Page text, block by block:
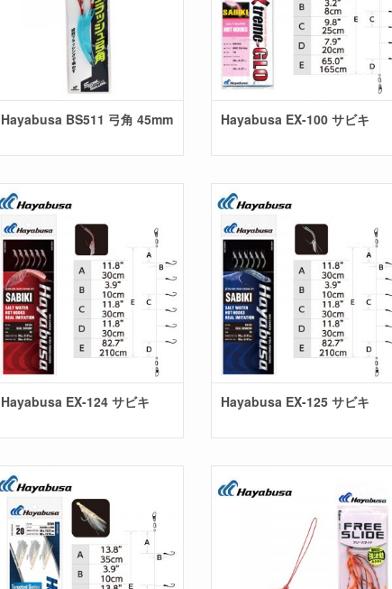
Hayabusa BS511 弓角 45mm Hayabusa EX-100 サビキ
Hayabusa EX-124 サビキ Hayabusa EX-125 サビキ